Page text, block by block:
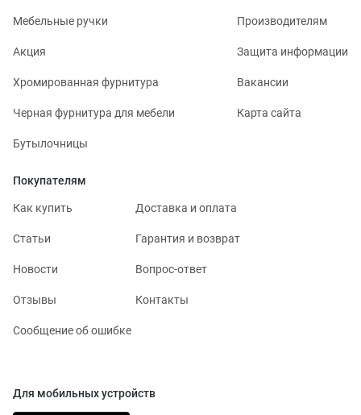
Мебельные ручки
Акция
Хромированная фурнитура
Черная фурнитура для мебели
Бутылочницы
Производителям
Защита информации
Вакансии
Карта сайта
Покупателям
Как купить Доставка и оплата
Статьи Гарантия и возврат
Новости Вопрос-ответ
Отзывы Контакты
Сообщение об ошибке
Для мобильных устройств